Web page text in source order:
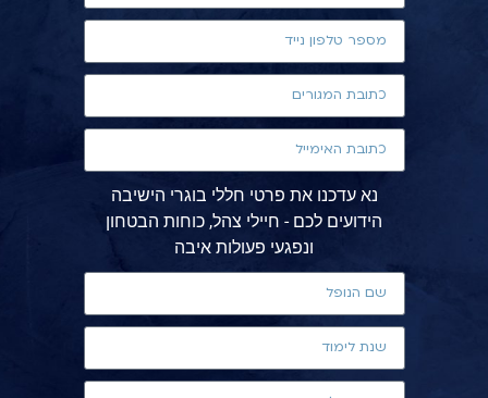
נא עדכנו את פרטי חללי בוגרי הישיבה
הידועים לכם - חיילי צהל, כוחות הבטחון
ונפגעי פעולות איבה